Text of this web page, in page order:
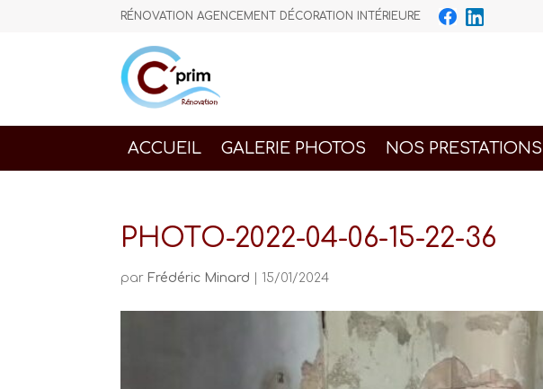
RÉNOVATION AGENCEMENT DÉCORATION INTÉRIEURE
ACCUEIL GALERIE PHOTOS NOS PRESTATIONS
PHOTO-2022-04-06-15-22-36
par Frédéric Minard 15/01/2024